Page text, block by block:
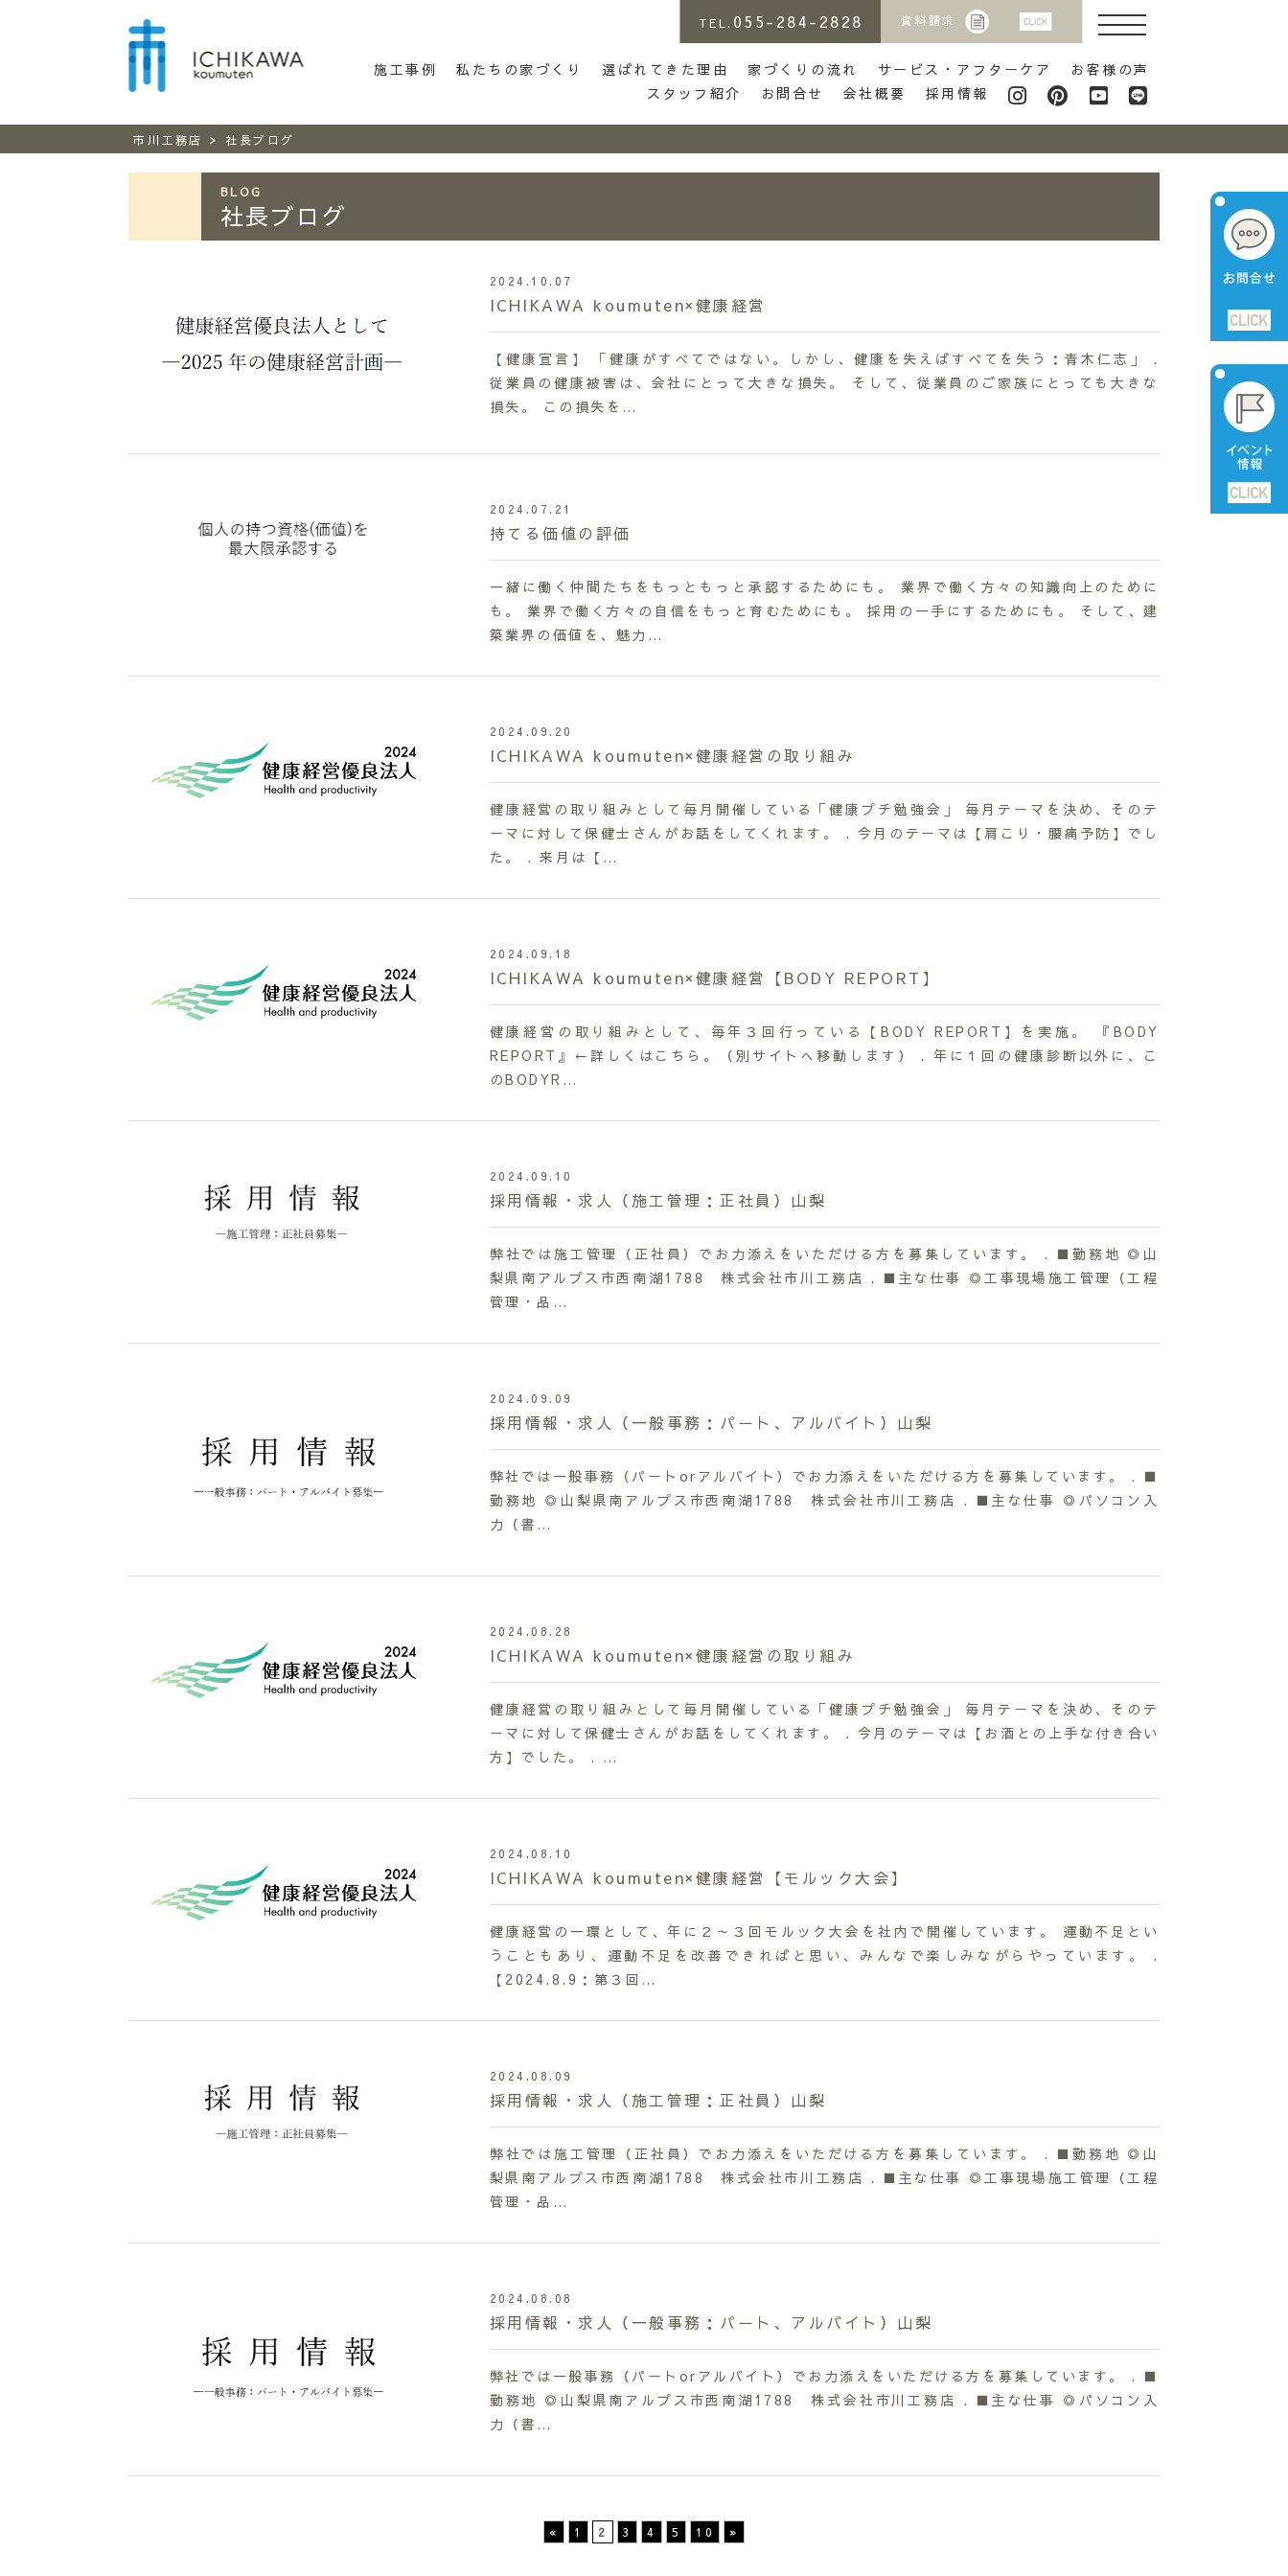
市川工務店 | らしさがある家づくり
TEL. 055-284-2828 資料請求
施工事例 私たちの家づくり 選ばれてきた理由 家づくりの流れ サービス・アフターケア
お客様の声
スタッフ紹介
お問合せ 会社概要 採用情報
市川工務店 > 社長ブログ
BLOG
社長ブログ
2024.10.07
ICHIKAWA koumuten×健康経営
【健康宣言】 「健康がすべてではない。しかし、健康を失えばすべてを失う：青木仁志」 .
従業員の健康被害は、会社にとって大きな損失。 そして、従業員のご家族にとっても大きな
損失。 この損失を…
2024.07.21
持てる価値の評価
一緒に働く仲間たちをもっともっと承認するためにも。 業界で働く方々の知識向上のために
も。 業界で働く方々の自信をもっと育むためにも。 採用の一手にするためにも。 そして、建
築業界の価値を、魅力…
2024.09.20
ICHIKAWA koumuten×健康経営の取り組み
健康経営の取り組みとして毎月開催している「健康プチ勉強会」 毎月テーマを決め、そのテ
ーマに対して保健士さんがお話をしてくれます。 . 今月のテーマは【肩こり・腰痛予防】でし
た。 . 来月は【…
2024.09.18
ICHIKAWA koumuten×健康経営【BODY REPORT】
健康経営の取り組みとして、毎年３回行っている【BODY REPORT】を実施。 『BODY
REPORT』←詳しくはこちら。（別サイトへ移動します） . 年に１回の健康診断以外に、こ
のBODYR…
2024.09.10
採用情報・求人（施工管理：正社員）山梨
弊社では施工管理（正社員）でお力添えをいただける方を募集しています。 . ■勤務地 ◎山
梨県南アルプス市西南湖1788 株式会社市川工務店 . ■主な仕事 ◎工事現場施工管理（工程
管理・品…
2024.09.09
採用情報・求人（一般事務：パート、アルバイト）山梨
弊社では一般事務（パートorアルバイト）でお力添えをいただける方を募集しています。 . ■
勤務地 ◎山梨県南アルプス市西南湖1788 株式会社市川工務店 . ■主な仕事 ◎パソコン入
力（書…
2024.08.28
ICHIKAWA koumuten×健康経営の取り組み
健康経営の取り組みとして毎月開催している「健康プチ勉強会」 毎月テーマを決め、そのテ
ーマに対して保健士さんがお話をしてくれます。 . 今月のテーマは【お酒との上手な付き合い
方】でした。 . …
2024.08.10
ICHIKAWA koumuten×健康経営【モルック大会】
健康経営の一環として、年に２～３回モルック大会を社内で開催しています。 運動不足とい
うこともあり、運動不足を改善できればと思い、みんなで楽しみながらやっています。 .
【2024.8.9：第３回…
2024.08.09
採用情報・求人（施工管理：正社員）山梨
弊社では施工管理（正社員）でお力添えをいただける方を募集しています。 . ■勤務地 ◎山
梨県南アルプス市西南湖1788 株式会社市川工務店 . ■主な仕事 ◎工事現場施工管理（工程
管理・品…
2024.08.08
採用情報・求人（一般事務：パート、アルバイト）山梨
弊社では一般事務（パートorアルバイト）でお力添えをいただける方を募集しています。 . ■
勤務地 ◎山梨県南アルプス市西南湖1788 株式会社市川工務店 . ■主な仕事 ◎パソコン入
力（書…
« 1 2 3 4 5 10 »